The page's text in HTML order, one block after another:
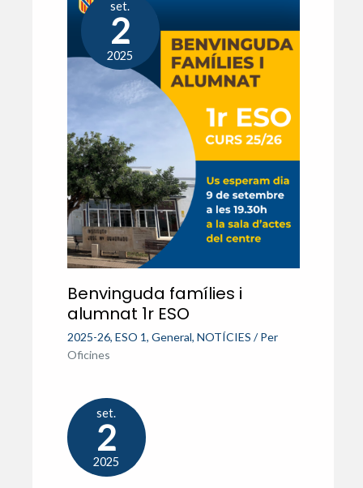
set.
2
2025
Benvinguda famílies i
alumnat 1r ESO
2025-26, ESO 1, General, NOTÍCIES / Per
Oficines
set.
2
2025